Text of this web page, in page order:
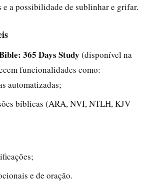
a possibilidade de sublinhar e grifar.
365 Days Study (disponível na
funcionalidades como:
automatizadas;
bíblicas (ARA, NVI, NTLH, KJV
e de oração.